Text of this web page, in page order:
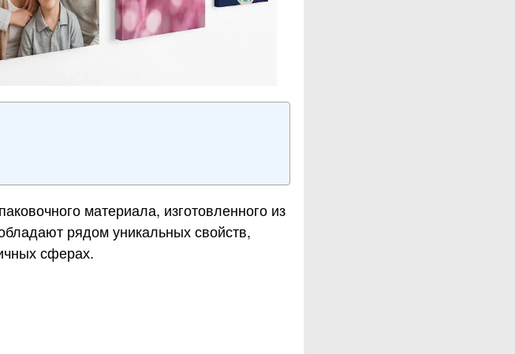
материала, изготовленного из
рядом уникальных свойств,
сферах.